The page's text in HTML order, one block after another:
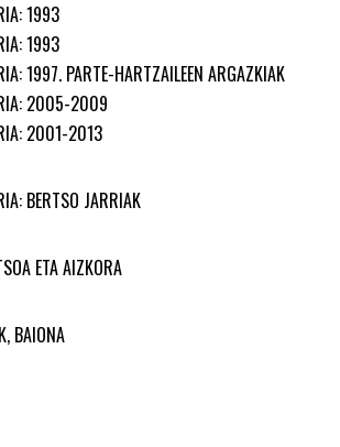
1993
1993
1997. PARTE-HARTZAILEEN ARGAZKIAK
2005-2009
2001-2013
BERTSO JARRIAK
ETA AIZKORA
BAIONA